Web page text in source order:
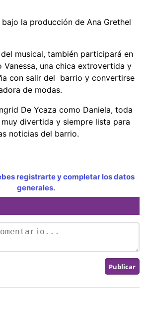
bajo la producción de Ana Grethel
musical, también participará en
Vanessa, una chica extrovertida y
con salir del barrio y convertirse
de modas.
De Ycaza como Daniela, toda
muy divertida y siempre lista para
noticias del barrio.
registrarte y completar los datos
generales.